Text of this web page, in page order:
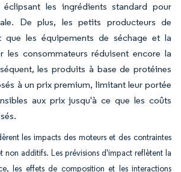
les ingrédients standard pour
De plus, les petits producteurs de
que les équipements de séchage et la
les consommateurs réduisent encore la
les produits à base de protéines
à un prix premium, limitant leur portée
aux prix jusqu'à ce que les coûts
les impacts des moteurs et des contraintes
non additifs. Les prévisions d'impact reflètent la
les effets de composition et les interactions